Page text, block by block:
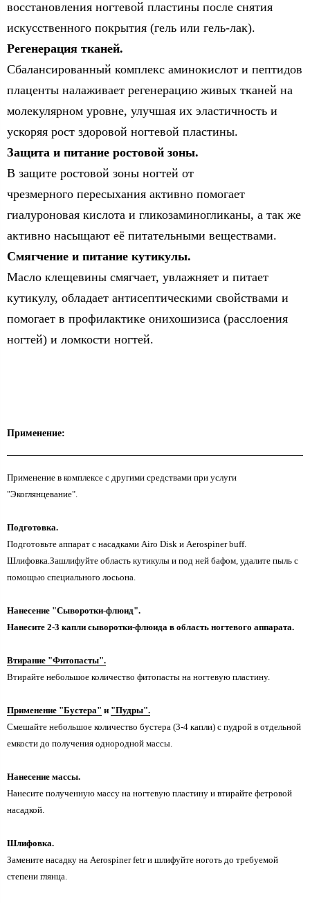
восстановления ногтевой пластины после снятия
искусственного покрытия (гель или гель-лак).
Регенерация тканей.
Сбалансированный комплекс аминокислот и пептидов
плаценты налаживает регенерацию живых тканей на
молекулярном уровне, улучшая их эластичность и
ускоряя рост здоровой ногтевой пластины.
Защита и питание ростовой зоны.
В защите ростовой зоны ногтей от
чрезмерного пересыхания активно помогает
гиалуроновая кислота и гликозаминогликаны, а так же
активно насыщают её питательными веществами.
Смягчение и питание кутикулы.
Масло клещевины смягчает, увлажняет и питает
кутикулу, обладает антисептическими свойствами и
помогает в профилактике онихошизиса (расслоения
ногтей) и ломкости ногтей.
Применение:
Применение в комплексе с другими средствами при услуги
"Экоглянцевание".
Подготовка.
Подготовьте аппарат с насадками Airo Disk и Aerospiner buff.
Шлифовка.Зашлифуйте область кутикулы и под ней бафом, удалите пыль с
помощью специального лосьона.
Нанесение "Сыворотки-флюид".
Нанесите 2-3 капли сыворотки-флюида в область ногтевого аппарата.
Втирание "Фитопасты".
Втирайте небольшое количество фитопасты на ногтевую пластину.
Применение "Бустера" и "Пудры".
Смешайте небольшое количество бустера (3-4 капли) с пудрой в отдельной
емкости до получения однородной массы.
Нанесение массы.
Нанесите полученную массу на ногтевую пластину и втирайте фетровой
насадкой.
Шлифовка.
Замените насадку на Aerospiner fetr и шлифуйте ноготь до требуемой
степени глянца.